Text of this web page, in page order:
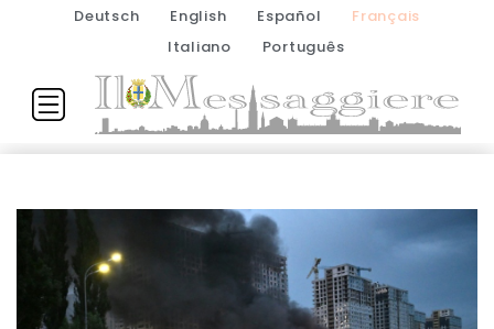
Deutsch English Español
Français
Italiano
Português